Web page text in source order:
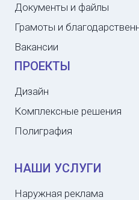
Документы и файлы
Грамоты и
Вакансии
ПРОЕКТЫ
Дизайн
Комплексные решения
Полиграфия
НАШИ УСЛУГИ
Наружная реклама